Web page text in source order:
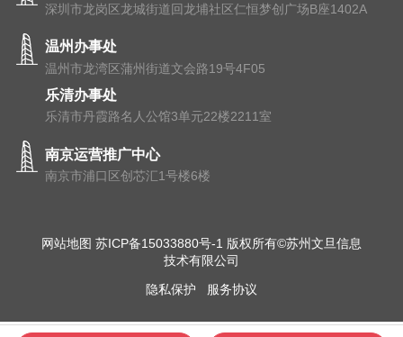
深圳市龙岗区龙城街道回龙埔社区仁恒梦创广场B座1402A
温州办事处
温州市⻰湾区蒲州街道⽂会路19号4F05
乐清办事处
乐清市丹霞路名人公馆3单元22楼2211室
南京运营推广中心
南京市浦⼝区创芯汇1号楼6楼
网站地图 苏ICP备15033880号-1 版权所有©苏州文旦信息
技术有限公司
隐私保护 服务协议